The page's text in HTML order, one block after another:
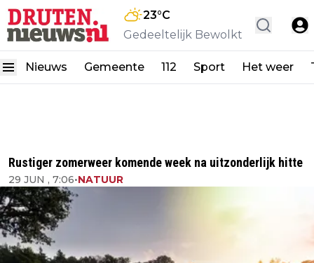
23°C
Gedeeltelijk Bewolkt
Nieuws Gemeente 112 Sport Het weer
Rustiger zomerweer komende week na uitzonderlijk hitte
29 JUN , 7:06•NATUUR